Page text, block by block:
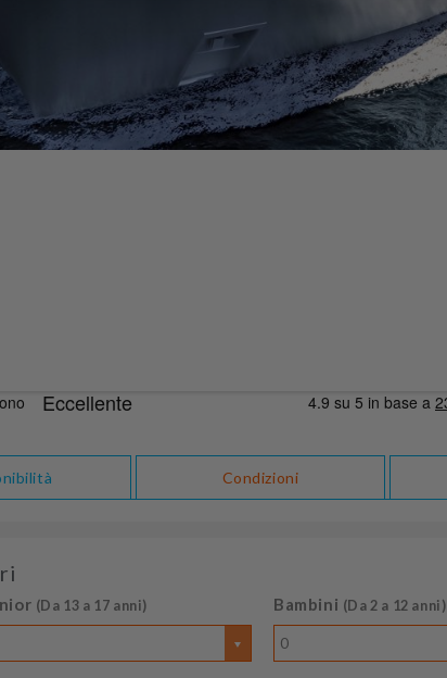
Condizioni
(Da 13 a 17 anni) Bambini (Da 2 a 12 anni)
0